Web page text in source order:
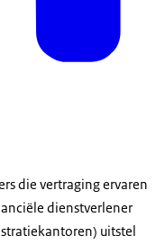
die vertraging ervaren
dienstverlener
uitstel